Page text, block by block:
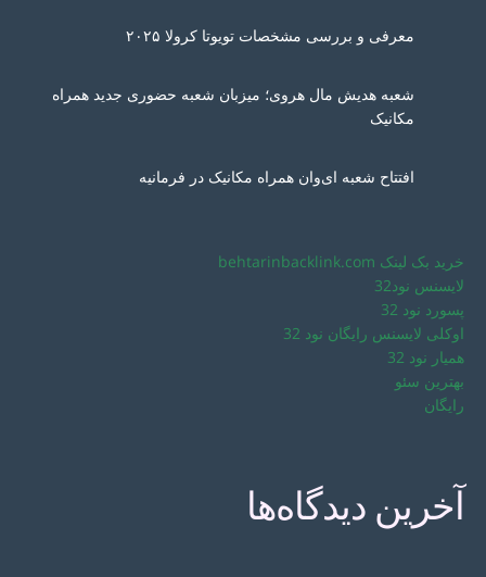
معرفی و بررسی مشخصات تویوتا کرولا ۲۰۲۵
شعبه هدیش مال هروی؛ میزبان شعبه حضوری جدید همراه
مکانیک
افتتاح شعبه ای‌وان همراه مکانیک در فرمانیه
خرید بک لینک behtarinbacklink.com
لایسنس نود32
پسورد نود 32
اوکلی لایسنس رایگان نود 32
همیار نود 32
بهترین سئو
رایگان
آخرین دیدگاه‌ها